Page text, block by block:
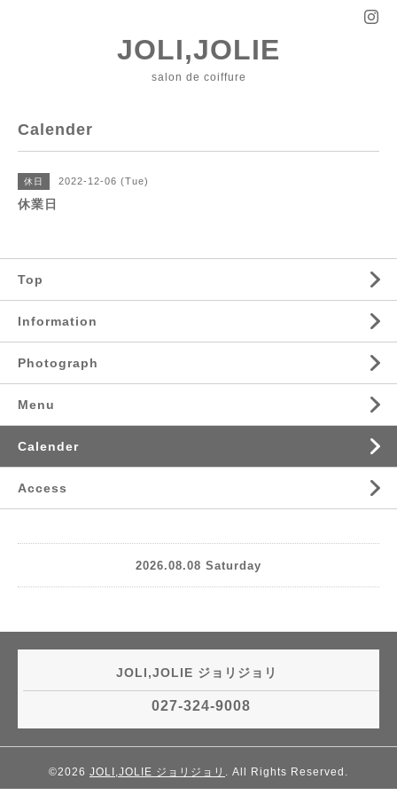
JOLI,JOLIE
salon de coiffure
Calender
休日 2022-12-06 (Tue)
休業日
Top
Information
Photograph
Menu
Calender
Access
2026.08.08 Saturday
JOLI,JOLIE ジョリジョリ
027-324-9008
©2026 JOLI,JOLIE ジョリジョリ . All Rights Reserved.